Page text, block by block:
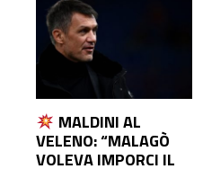
MALDINI AL
VELENO: “MALAGÒ
VOLEVA IMPORCI IL